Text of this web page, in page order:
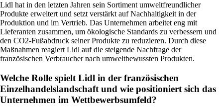
Lidl hat in den letzten Jahren sein Sortiment umweltfreundlicher
Produkte erweitert und setzt verstärkt auf Nachhaltigkeit in der
Produktion und im Vertrieb. Das Unternehmen arbeitet eng mit
Lieferanten zusammen, um ökologische Standards zu verbessern und
den CO2-Fußabdruck seiner Produkte zu reduzieren. Durch diese
Maßnahmen reagiert Lidl auf die steigende Nachfrage der
französischen Verbraucher nach umweltbewussten Produkten.
Welche Rolle spielt Lidl in der französischen
Einzelhandelslandschaft und wie positioniert sich das
Unternehmen im Wettbewerbsumfeld?